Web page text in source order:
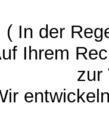
( In der
Ihrem
zur